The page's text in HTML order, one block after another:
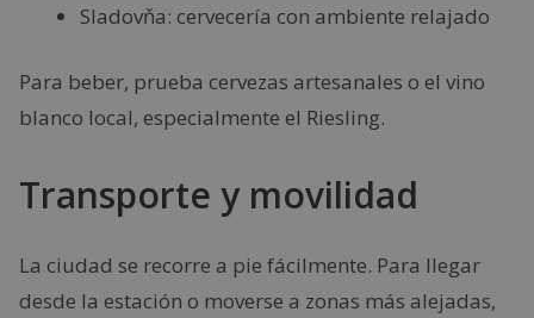
Sladovňa: cervecería con ambiente relajado
Para beber, prueba cervezas artesanales o el vino
blanco local, especialmente el Riesling.
Transporte y movilidad
La ciudad se recorre a pie fácilmente. Para llegar
desde la estación o moverse a zonas más alejadas,